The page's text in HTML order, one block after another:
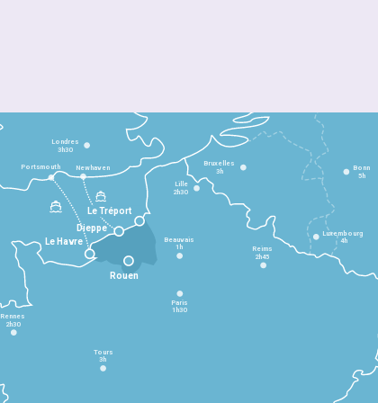
Le Havre
Dieppe
Le Tréport
Rennes
2h30
Tours
3h
Paris
1h30
Beauvais
1h Reims
2h45
Lille
2h30
Bruxelles
3h
Londres
3h30
Newhaven
Portsmouth Bonn
5h
Luxembourg
4h
Rouen